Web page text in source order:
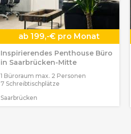
ab 199,-€ pro Monat
Inspirierendes Penthouse Büro
in Saarbrücken-Mitte
1 Büroraum max. 2 Personen
7 Schreibtischplätze
Saarbrücken